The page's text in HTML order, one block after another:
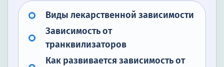
Виды лекарственной зависимости
Зависимость от
транквилизаторов
Как развивается зависимость от